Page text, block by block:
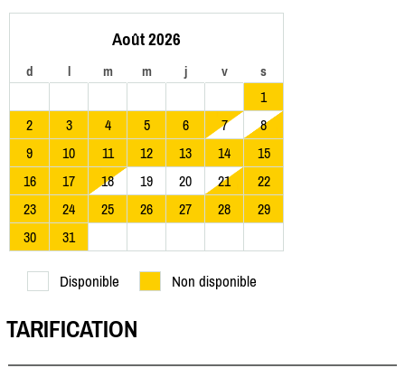
Août 2026
d l m m j v s
1
2
3 4 5 6 7
8
9
10 11 12 13 14
15
16
17 18 19 20 21
22
23
24 25 26 27 28
29
30
31
Disponible Non disponible
TARIFICATION